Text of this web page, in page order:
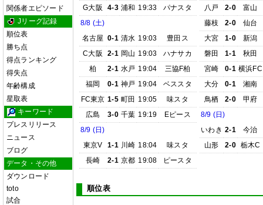
関係者エピソード
Jリーグ記録
順位表
勝ち点
得点ランキング
得失点
年齢構成
星取表
キーワード
プレスリリース
ニュース
ブログ
データ・その他
ダウンロード
toto
試合
G大阪
4-3 浦和 19:33
パナスタ
8/8 (土)
名古屋 0-1 清水 19:03
豊田ス
C大阪
2-1 岡山 19:03
ハナサカ
柏
2-1 水戸 19:04
三協F柏
福岡
0-1 神戸 19:04
ベススタ
FC東京 1-5 町田 19:05
味スタ
広島
3-0 千葉 19:19
Eピース
8/9 (日)
東京V
1-1 川崎 18:04
味スタ
長崎
2-1 京都 19:08 ピースタ
八戸
2-0
富山
藤枝
2-0
仙台
大宮
1-0
新潟
磐田
1-1
秋田
宮崎
0-1 横浜FC
大分
0-1
湘南
鳥栖
2-0
甲府
8/9 (日)
いわき 2-1
今治
山形
2-0 栃木C
順位表